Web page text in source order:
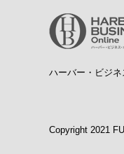
ハーバー・ビジ
Copyright 2021